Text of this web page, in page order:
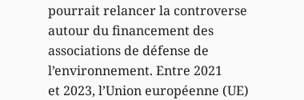
pourrait relancer la controverse
autour du financement des
associations de défense de
l’environnement. Entre 2021
et 2023, l’Union européenne (UE)